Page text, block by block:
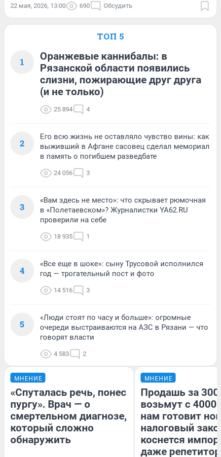
22 мая, 2026, 13:00 690 Обсудить
ТОП 5
1
Оранжевые каннибалы: в
Рязанской области появились
слизни, пожирающие друг друга
(и не только)
25 894 4
2
Его всю жизнь не оставляло чувство вины: как
выживший в Афгане сасовец сделал мемориал
в память о погибшем разведбате
24 056 3
3
«Вам здесь не место»: что скрывает рюмочная
в «Полетаевском»? Журналистки YA62.RU
проверили на себе
18 935 1
4
«Все еще в шоке»: сыну Трусовой исполнился
год — трогательный пост и фото
14 516 3
5
«Люди стоят по часу и больше»: огромные
очереди выстраиваются на АЗС в Рязани — что
говорят власти
4 583 2
МНЕНИЕ
«Спуталась речь, понес
пургу». Врач — о
смертельном диагнозе,
который сложно
обнаружить
МНЕНИЕ
Продашь за
возьмут с
нам готовит
налоговый
коснется
даже